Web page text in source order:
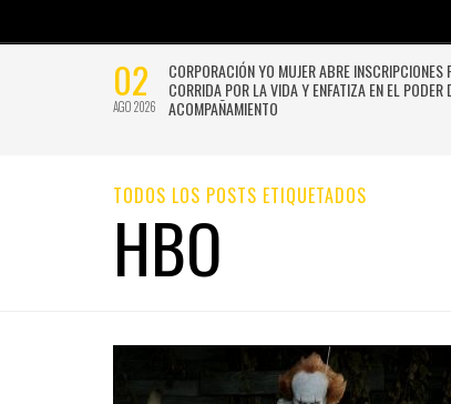
02
AGO 2026
CORPORACIÓN YO MUJER ABRE INSCRIPCIONES
CORRIDA POR LA VIDA Y ENFATIZA EN EL PODER
ACOMPAÑAMIENTO
TODOS LOS POSTS ETIQUETADOS
HBO